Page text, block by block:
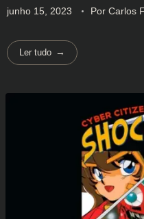
junho 15, 2023 Por Carlos
Ler tudo